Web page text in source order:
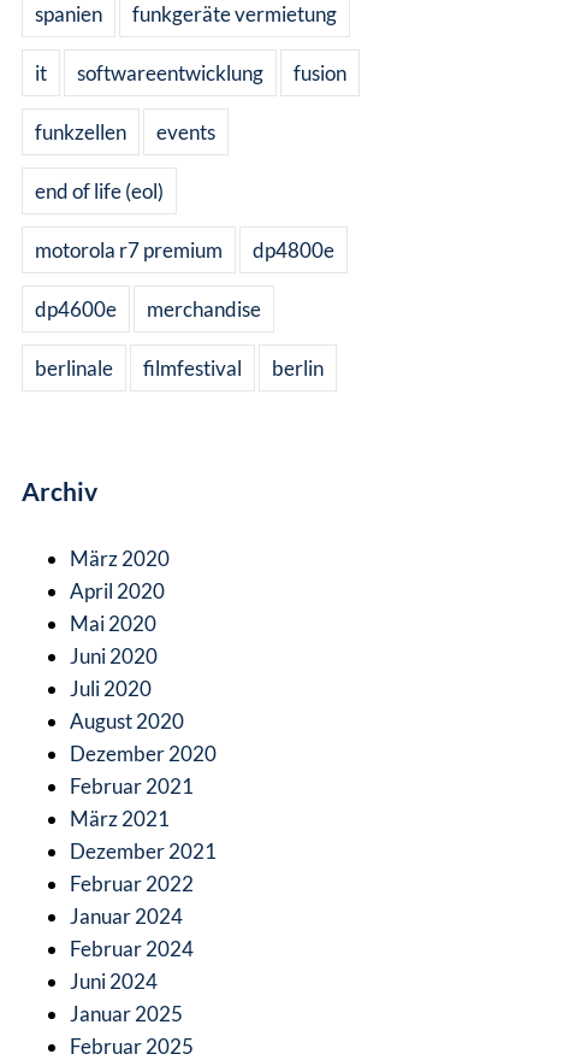
spanien funkgeräte vermietung
it softwareentwicklung fusion
funkzellen events
end of life (eol)
motorola r7 premium dp4800e
dp4600e merchandise
berlinale filmfestival berlin
Archiv
März 2020
April 2020
Mai 2020
Juni 2020
Juli 2020
August 2020
Dezember 2020
Februar 2021
März 2021
Dezember 2021
Februar 2022
Januar 2024
Februar 2024
Juni 2024
Januar 2025
Februar 2025